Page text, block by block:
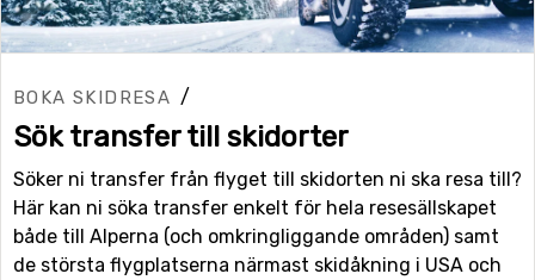
BOKA SKIDRESA /
Sök transfer till skidorter
Söker ni transfer från flyget till skidorten ni ska resa till?
Här kan ni söka transfer enkelt för hela resesällskapet
både till Alperna (och omkringliggande områden) samt
de största flygplatserna närmast skidåkning i USA och